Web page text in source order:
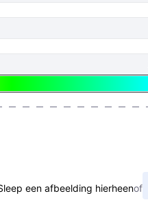
een afbeelding hierheenof